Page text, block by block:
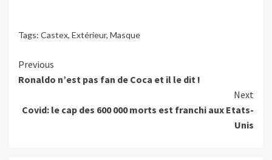
Tags: Castex, Extérieur, Masque
Continue
Reading
Previous
Ronaldo n’est pas fan de Coca et il le dit !
Next
Covid: le cap des 600 000 morts est franchi aux Etats-
Unis